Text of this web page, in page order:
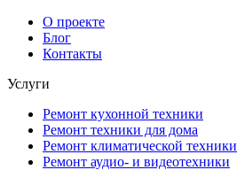
О проекте
Блог
Контакты
Услуги
Ремонт кухонной техники
Ремонт техники для дома
Ремонт климатической техники
Ремонт аудио- и видеотехники